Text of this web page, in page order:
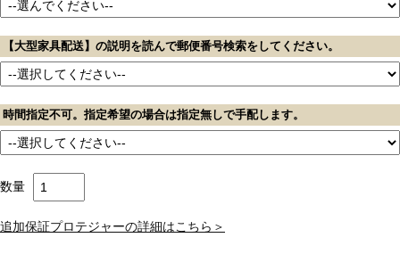
【大型家具配送】の説明を読んで郵便番号検索をしてください。
時間指定不可。指定希望の場合は指定無しで手配します。
数量
追加保証プロテジャーの詳細はこちら＞